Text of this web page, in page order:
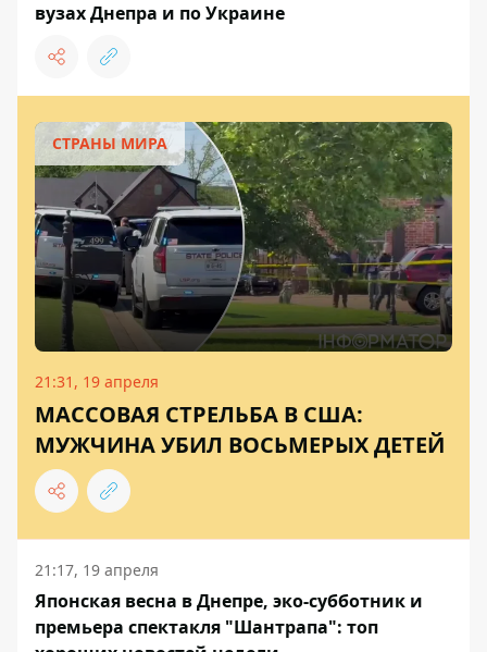
вузах Днепра и по Украине
СТРАНЫ МИРА
21:31, 19 апреля
МАССОВАЯ СТРЕЛЬБА В США:
МУЖЧИНА УБИЛ ВОСЬМЕРЫХ ДЕТЕЙ
21:17, 19 апреля
Японская весна в Днепре, эко-субботник и
премьера спектакля "Шантрапа": топ